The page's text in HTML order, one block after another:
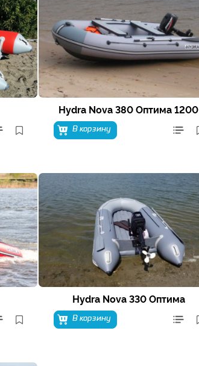
Hydra Nova 380 Оптима 1200
В корзину
Hydra Nova 330 Оптима
В корзину